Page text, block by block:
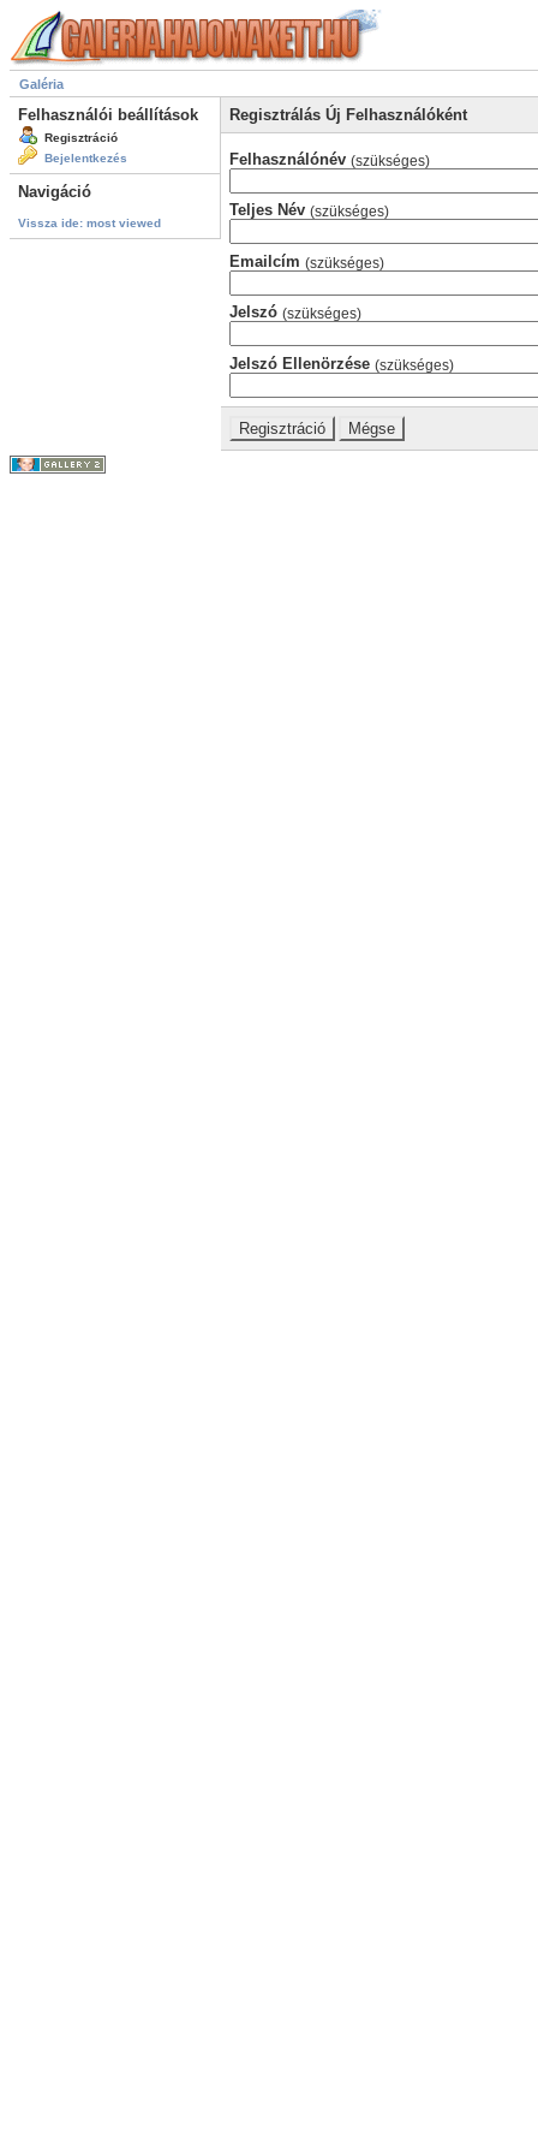
Galéria
Felhasználói beállítások
Regisztráció
Bejelentkezés
Navigáció
Vissza ide: most viewed
Regisztrálás Új Felhasználóként
Felhasználónév (szükséges)
Teljes Név (szükséges)
Emailcím (szükséges)
Jelszó (szükséges)
Jelszó Ellenörzése (szükséges)